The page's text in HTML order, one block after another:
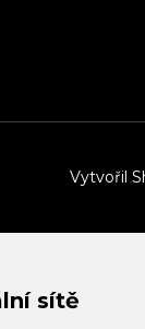
Vytvořil
sítě